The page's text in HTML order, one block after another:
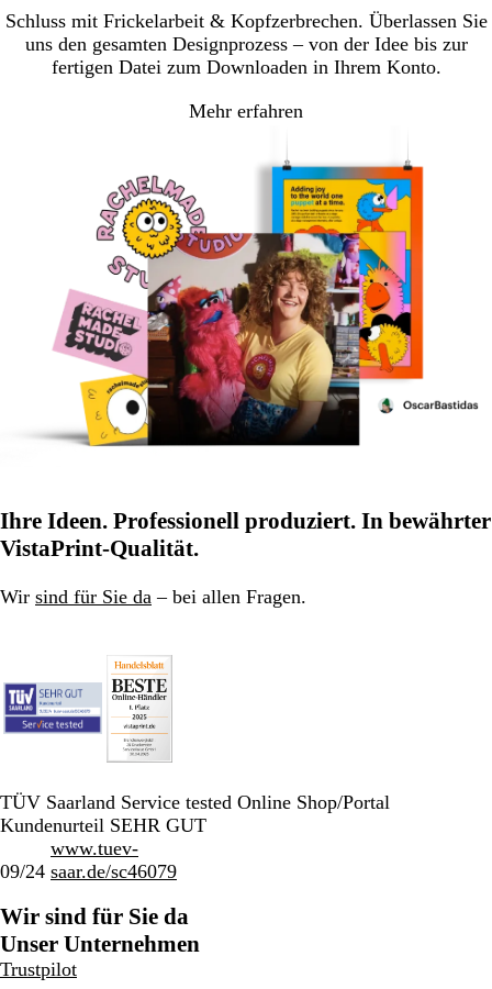
Schluss mit Frickelarbeit & Kopfzerbrechen. Überlassen Sie
uns den gesamten Designprozess – von der Idee bis zur
fertigen Datei zum Downloaden in Ihrem Konto.
Mehr erfahren
Ihre Ideen. Professionell produziert. In bewährter
VistaPrint-Qualität.
Wir sind für Sie da – bei allen Fragen.
TÜV Saarland Service tested Online Shop/Portal
Kundenurteil SEHR GUT
09/24
www.tuev-
saar.de/sc46079
Wir sind für Sie da
Unser Unternehmen
Trustpilot